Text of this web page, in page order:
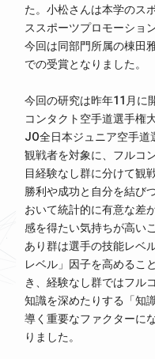
た。小松さんは本学のス
ススポーツプロモーショ
今回は同部門所属の棟田
での受賞となりました。
今回の研究は昨年11月に
コンタクト空手道選手権
JO全日本ジュニア空手道
観戦者を対象に、フルコ
目経験なし群に分けて観
勝利や成功と自分を結び
おいて統計的に有意な差
感を得たい気持ちが高い
あり群は選手の技能レベ
レベル」因子を高めるこ
き、経験なし群ではフル
知識を深めたりする「知
導く重要なファクターに
りました。